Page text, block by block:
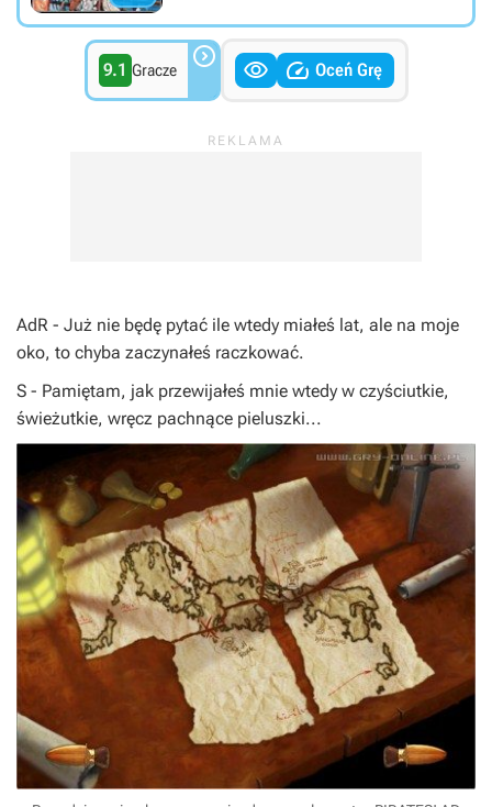
9.1 Gracze    Oceń Grę
AdR - Już nie będę pytać ile wtedy miałeś lat, ale na moje
oko, to chyba zaczynałeś raczkować.
S - Pamiętam, jak przewijałeś mnie wtedy w czyściutkie,
świeżutkie, wręcz pachnące pieluszki...